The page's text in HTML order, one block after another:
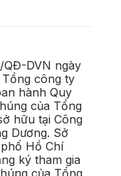
QĐ-DVN ngày
công ty
hành Quy
của Tổng
hữu tại Công
Dương. Sở
Hồ Chí
ký tham gia